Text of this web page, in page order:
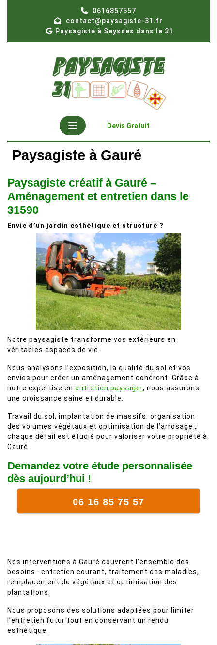
0616857557
contact@paysagiste-31.fr
Paysagiste à Seysses dans le 31
Open
Button
Devis Gratuit
Paysagiste à Gauré
Paysagiste créatif à Gauré –
Aménagement et entretien dans le
31590
Envie d’un jardin esthétique et structuré ?
Notre paysagiste transforme vos extérieurs en
véritables espaces de vie.
Nous analysons l’exposition, la qualité du sol et vos
envies pour créer un aménagement cohérent. Grâce à
notre expertise en entretien paysager, nous assurons
une croissance saine et durable.
Travail du sol, implantation de massifs, organisation
des volumes végétaux et optimisation de l’arrosage :
chaque détail est étudié pour valoriser votre propriété à
Gauré.
Demandez votre étude personnalisée
dès aujourd’hui !
06 16 85 75 57
Nos interventions à Gauré couvrent l’ensemble des
besoins : entretien courant, traitement des maladies,
remplacement de végétaux et optimisation des
plantations.
Nous proposons des solutions adaptées pour limiter
l’entretien futur tout en conservant un rendu
esthétique.